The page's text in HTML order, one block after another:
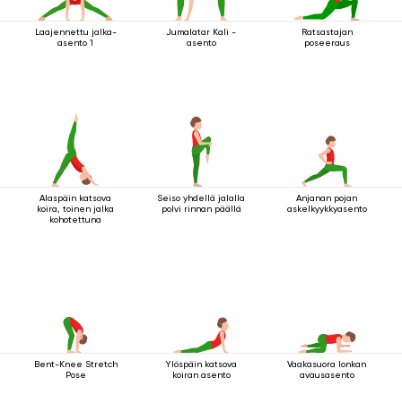
Laajennettu jalka-
asento 1
Jumalatar Kali -
asento
Ratsastajan
poseeraus
Alaspäin katsova
koira, toinen jalka
kohotettuna
Seiso yhdellä jalalla
polvi rinnan päällä
Anjanan pojan
askelkyykkyasento
Bent-Knee Stretch
Pose
Ylöspäin katsova
koiran asento
Vaakasuora lonkan
avausasento